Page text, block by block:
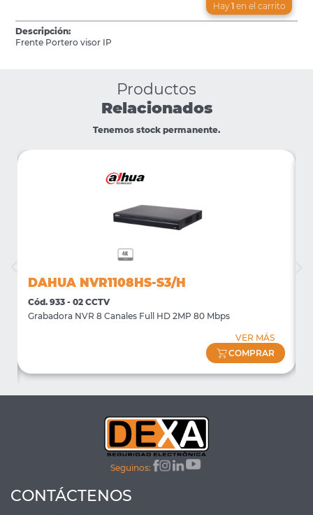
Hay 1en el carrito
Descripción:
Frente Portero visor IP
Productos
Relacionados
Tenemos stock permanente.
DAHUA NVR1108HS-S3/H
Cód. 933 - 02 CCTV
Grabadora NVR 8 Canales Full HD 2MP 80 Mbps
VER MÁS
COMPRAR
Seguinos:
CONTÁCTENOS